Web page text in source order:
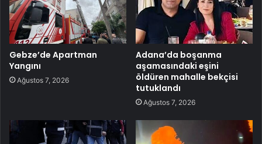
Gebze’de Apartman
Yangını
Ağustos 7, 2026
Adana’da boşanma
aşamasındaki eşini
öldüren mahalle bekçisi
tutuklandı
Ağustos 7, 2026